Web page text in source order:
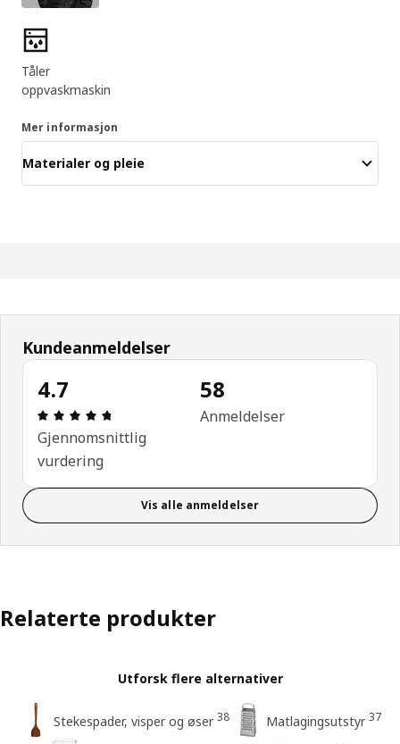
Produktfunksjoner
Tåler
oppvaskmaskin
Mer informasjon
Materialer og pleie
Kundeanmeldelser
4.7
Produktomtale: 4.7 ingen kundevurdering 5
Gjennomsnittlig
vurdering
58
Anmeldelser
Vis alle anmeldelser
Relaterte produkter
Utforsk flere alternativer
Stekespader, visper og øser 38 Matlagingsutstyr 37